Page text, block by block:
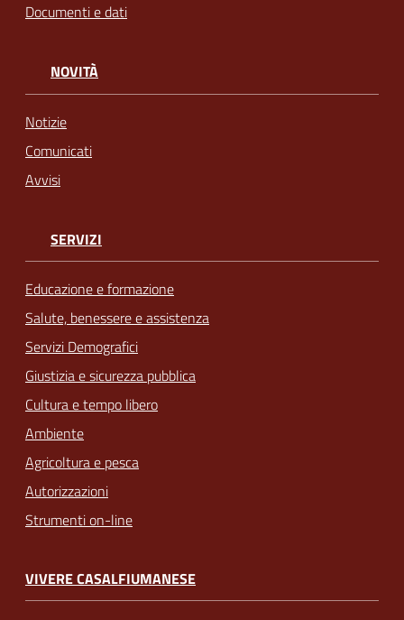
Documenti e dati
NOVITÀ
Notizie
Comunicati
Avvisi
SERVIZI
Educazione e formazione
Salute, benessere e assistenza
Servizi Demografici
Giustizia e sicurezza pubblica
Cultura e tempo libero
Ambiente
Agricoltura e pesca
Autorizzazioni
Strumenti on-line
VIVERE CASALFIUMANESE